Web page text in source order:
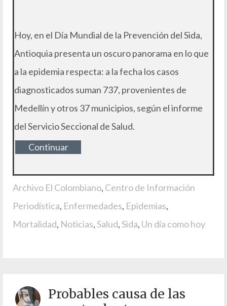
Hoy, en el Día Mundial de la Prevención del Sida,
Antioquia presenta un oscuro panorama en lo que
a la epidemia respecta: a la fecha los casos
diagnosticados suman 737, provenientes de
Medellín y otros 37 municipios, según el informe
del Servicio Seccional de Salud.
Continuar
Archivo El Colombiano, Centro de Información
Periodística, Enfermedades, Epidemias,
Mortalidad, Noticias,Salud,Sida, Un día como hoy
Probables causa de las